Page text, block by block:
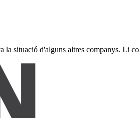
situació d'alguns altres companys. Li